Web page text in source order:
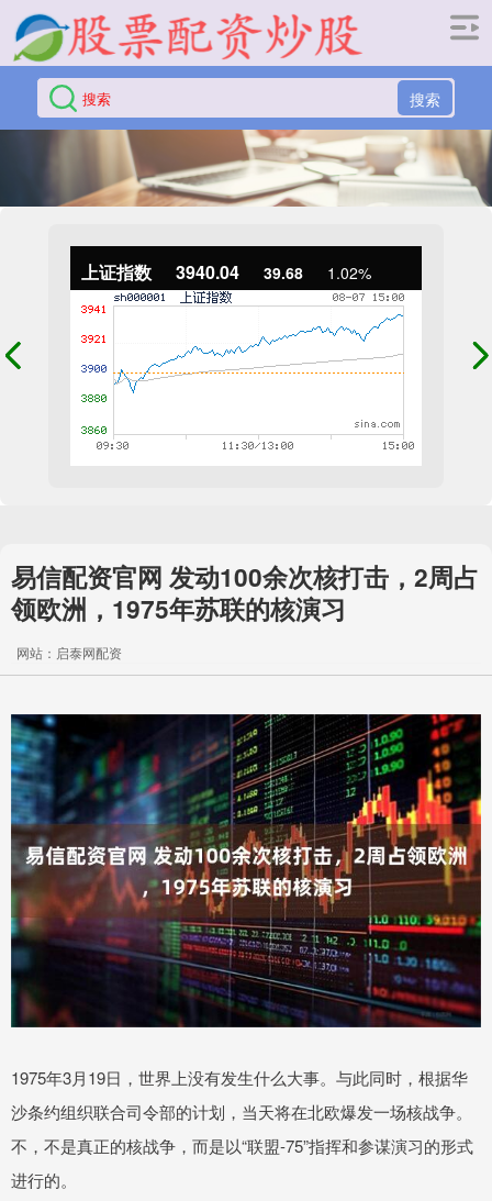
搜索
上证指数 3940.04 39.68 1.02%
易信配资官网 发动100余次核打击，2周占
领欧洲，1975年苏联的核演习
网站：启泰网配资
1975年3月19日，世界上没有发生什么大事。与此同时，根据华
沙条约组织联合司令部的计划，当天将在北欧爆发一场核战争。
不，不是真正的核战争，而是以“联盟-75”指挥和参谋演习的形式
进行的。